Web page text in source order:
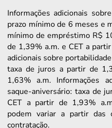
Informações adicionais
prazo mínimo de 6 meses e
mínimo de empréstimo R$
de 1,39% a.m. e CET a
adicionais sobre
taxa de juros a partir de
1,63% a.m. Informações
saque-aniversário: taxa de
CET a partir de 1,93%
podem variar a partir das
contratação.